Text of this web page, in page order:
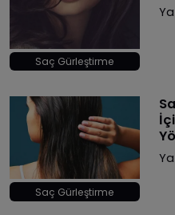
Saç Gürleştirme
Saç Gürleştirme